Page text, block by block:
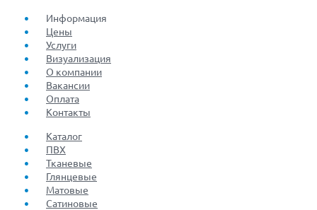
Информация
Цены
Услуги
Визуализация
О компании
Вакансии
Оплата
Контакты
Каталог
ПВХ
Тканевые
Глянцевые
Матовые
Сатиновые